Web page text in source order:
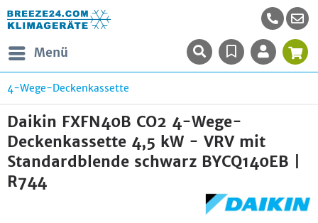
Menü
4-Wege-Deckenkassette
Daikin FXFN40B CO2 4-Wege-
Deckenkassette 4,5 kW - VRV mit
Standardblende schwarz BYCQ140EB |
R744